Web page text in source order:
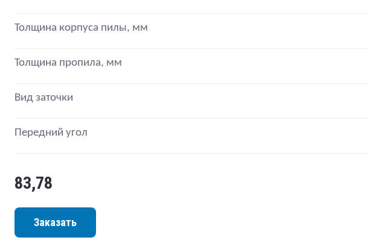
Толщина корпуса пилы, мм
Толщина пропила, мм
Вид заточки
Передний угол
83,78
Заказать